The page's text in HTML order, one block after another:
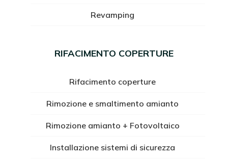
Revamping
RIFACIMENTO COPERTURE
Rifacimento coperture
Rimozione e smaltimento amianto
Rimozione amianto + Fotovoltaico
Installazione sistemi di sicurezza